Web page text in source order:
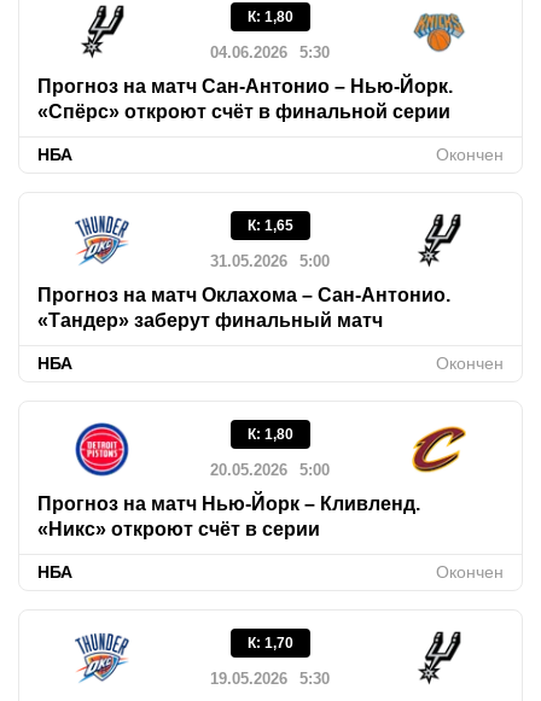
К: 1,80
04.06.2026 5:30
Прогноз на матч Сан-Антонио – Нью-Йорк.
«Спёрс» откроют счёт в финальной серии
НБА Окончен
К: 1,65
31.05.2026 5:00
Прогноз на матч Оклахома – Сан-Антонио.
«Тандер» заберут финальный матч
НБА Окончен
К: 1,80
20.05.2026 5:00
Прогноз на матч Нью-Йорк – Кливленд.
«Никс» откроют счёт в серии
НБА Окончен
К: 1,70
19.05.2026 5:30